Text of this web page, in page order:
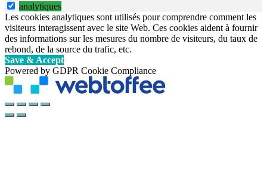
analytiques
Les cookies analytiques sont utilisés pour comprendre comment les
visiteurs interagissent avec le site Web. Ces cookies aident à fournir
des informations sur les mesures du nombre de visiteurs, du taux de
rebond, de la source du trafic, etc.
Save & Accept
Powered by GDPR Cookie Compliance